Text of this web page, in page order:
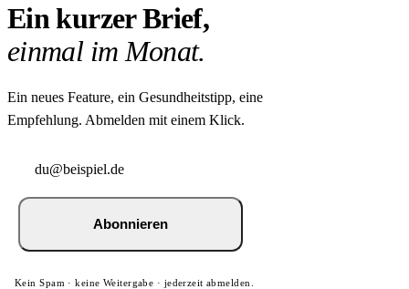
Ein kurzer Brief,
einmal im Monat.
Ein neues Feature, ein Gesundheitstipp, eine
Empfehlung. Abmelden mit einem Klick.
Abonnieren
Kein Spam · keine Weitergabe · jederzeit abmelden.